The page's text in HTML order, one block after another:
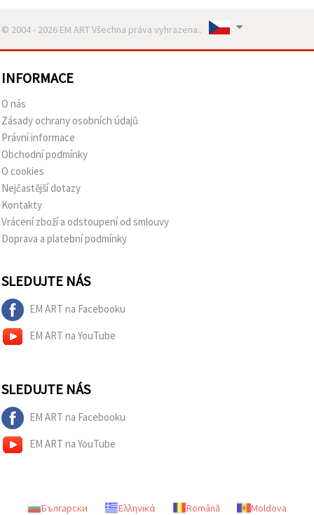
© 2004 - 2026 EM ART Všechna práva vyhrazena..
INFORMACE
O nás
Zásady ochrany osobních údajů
Právní informace
Obchodní podmínky
O cookies
Nejčastější dotazy
Kontakty
Vrácení zboží a odstoupení od smlouvy
Doprava a platební podmínky
SLEDUJTE NÁS
EM ART na Facebooku
EM ART na YouTube
SLEDUJTE NÁS
EM ART na Facebooku
EM ART na YouTube
Български Ελληνικά Română Moldova